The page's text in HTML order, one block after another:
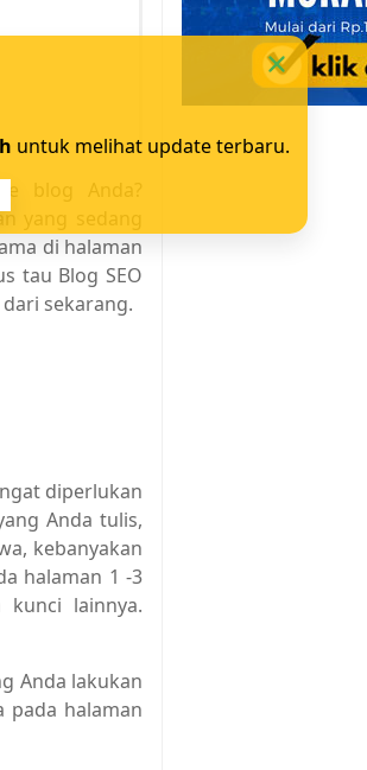
blog Anda?
yang sedang
di halaman
tau Blog SEO
sekarang.
diperlukan
Anda tulis,
kebanyakan
halaman 1 -3
kunci lainnya.
Anda lakukan
pada halaman
untuk melihat update terbaru.